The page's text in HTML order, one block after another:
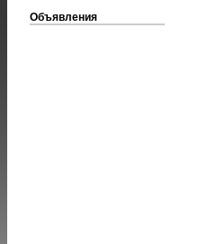
Объявления